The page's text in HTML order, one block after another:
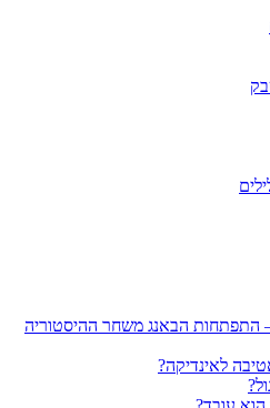
– התפתחות הבאנג משחר ההיסטוריה
לאינדיקה?